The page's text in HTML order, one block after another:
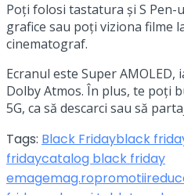
Poți folosi tastatura și S
grafice sau poți viziona filme
cinematograf.
Ecranul este Super
Dolby Atmos. În plus, te poți
5G, ca să descarci sau să
Tags: Black Fridayblack
fridaycatalog black friday
emagemag.ropromotii